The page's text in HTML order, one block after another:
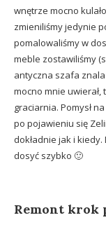
wnętrze mocno
zmieniliśmy jedynie
pomalowaliśmy w
meble zostawiliśmy
antyczna szafa
mocno mnie
graciarnia. Pomysł
po pojawieniu się
dokładnie jak i kiedy.
dosyć szybko 🙂
Remont krok